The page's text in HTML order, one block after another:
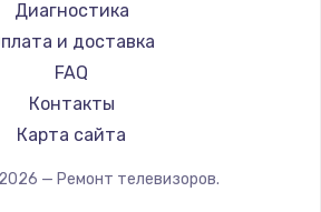
видеокарты
1600 руб.
Заказать
разъема питания
880 руб.
Hyundai
Doffler
Hiper
Grundig
HITACHI
Диагностика
и доставка
FAQ
Контакты
Карта сайта
2026 — Ремонт телевизоров.